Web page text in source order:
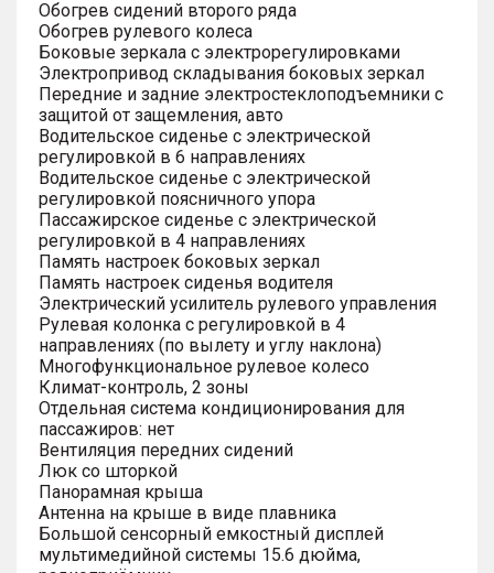
Обогрев сидений второго ряда
Обогрев рулевого колеса
Боковые зеркала с электрорегулировками
Электропривод складывания боковых зеркал
Передние и задние электростеклоподъемники с
защитой от защемления, авто
Водительское сиденье с электрической
регулировкой в 6 направлениях
Водительское сиденье с электрической
регулировкой поясничного упора
Пассажирское сиденье с электрической
регулировкой в 4 направлениях
Память настроек боковых зеркал
Память настроек сиденья водителя
Электрический усилитель рулевого управления
Рулевая колонка с регулировкой в 4
направлениях (по вылету и углу наклона)
Многофункциональное рулевое колесо
Климат-контроль, 2 зоны
Отдельная система кондиционирования для
пассажиров: нет
Вентиляция передних сидений
Люк со шторкой
Панорамная крыша
Антенна на крыше в виде плавника
Большой сенсорный емкостный дисплей
мультимедийной системы 15.6 дюйма,